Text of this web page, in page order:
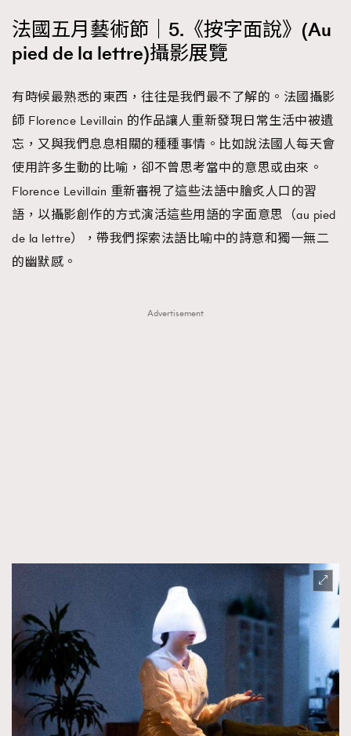
法國五月藝術節｜5.《按字面說》(Au
pied de la lettre)攝影展覽
有時候最熟悉的東西，往往是我們最不了解的。法國攝影
師 Florence Levillain 的作品讓人重新發現日常生活中被遺
忘，又與我們息息相關的種種事情。比如說法國人每天會
使用許多生動的比喻，卻不曾思考當中的意思或由來。
Florence Levillain 重新審視了這些法語中膾炙人口的習
語，以攝影創作的方式演活這些用語的字面意思（au pied
de la lettre），帶我們探索法語比喻中的詩意和獨一無二
的幽默感。
Advertisement